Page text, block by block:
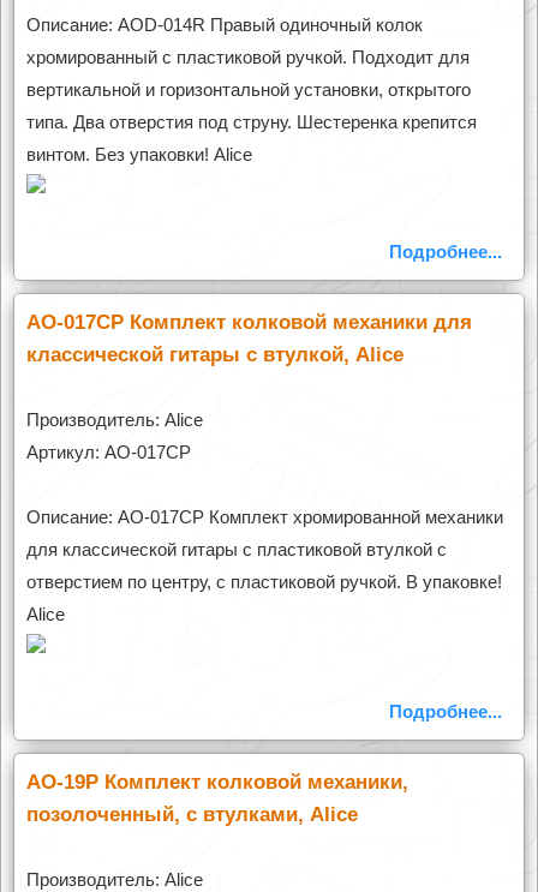
Описание: AOD-014R Правый одиночный колок
хромированный с пластиковой ручкой. Подходит для
вертикальной и горизонтальной установки, открытого
типа. Два отверстия под струну. Шестеренка крепится
винтом. Без упаковки! Alice
Подробнее...
AO-017CP Комплект колковой механики для
классической гитары с втулкой, Alice
Производитель: Alice
Артикул: AO-017CP
Описание: AO-017CP Комплект хромированной механики
для классической гитары с пластиковой втулкой с
отверстием по центру, с пластиковой ручкой. В упаковке!
Alice
Подробнее...
AO-19P Комплект колковой механики,
позолоченный, с втулками, Alice
Производитель: Alice